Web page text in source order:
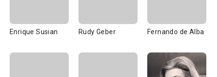
Enrique Susian Rudy Geber Fernando de Alba